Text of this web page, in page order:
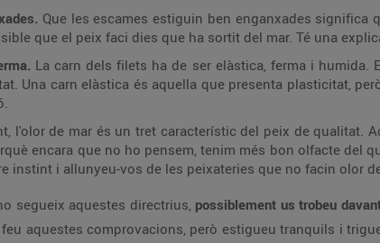
Que les escames estiguin ben enganxades significa
que el peix faci dies que ha sortit del mar. Té una
La carn dels filets ha de ser elàstica, ferma i
Una carn elàstica és aquella que presenta plasticitat,
l'olor de mar és un tret característic del peix de qualitat.
encara que no ho pensem, tenim més bon olfacte del
instint i allunyeu-vos de les peixateries que no facin olor
segueix aquestes directrius, possiblement us trobeu
aquestes comprovacions, però estigueu tranquils i